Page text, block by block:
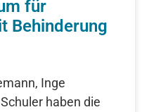
für
Behinderung
Inge
haben die